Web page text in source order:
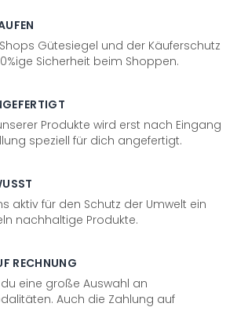
Gütesiegel und der Käuferschutz
Sicherheit beim Shoppen.
Produkte wird erst nach Eingang
speziell für dich angefertigt.
aktiv für den Schutz der Umwelt ein
nachhaltige Produkte.
RECHNUNG
eine große Auswahl an
Auch die Zahlung auf